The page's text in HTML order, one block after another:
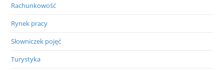
Rachunkowość
Rynek pracy
Słowniczek pojęć
Turystyka